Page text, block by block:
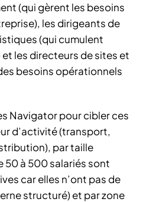
(qui gèrent les besoins
les dirigeants de
(qui cumulent
les directeurs de sites et
besoins opérationnels
Navigator pour cibler ces
d’activité (transport,
par taille
50 à 500 salariés sont
car elles n’ont pas de
structuré) et par zone